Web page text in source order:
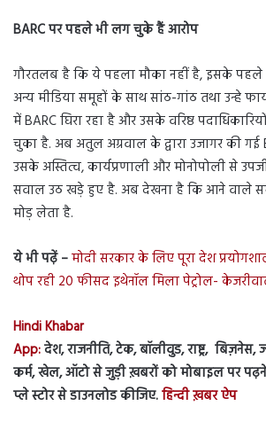
BARCपर पहले भी लग चुके हैं आरोप
गौरतलब है कि ये पहला मौका नहीं है, इसके पहले
अन्य मीडिया समूहों के साथ सांठ-गांठ तथा उन्हे
में BARC घिरा रहा है और उसके वरिष्ठ
चुका है. अब अतुल अग्रवाल के द्वारा उजागर की
उसके अस्तित्व, कार्यप्रणाली और मोनोपोली से
सवाल उठ खड़े हुए है. अब देखना है कि आने वाले
मोड़ लेता है.
ये भी पढ़ें –मोदी सरकार के लिए पूरा देश
थोप रही 20 फीसद इथेनॉल मिला पेट्रोल-
Hindi Khabar
App:देश, राजनीति, टेक, बॉलीवुड, राष्ट्र, बिज़नेस,
कर्म, खेल, ऑटो से जुड़ी ख़बरों को मोबाइल पर
प्ले स्टोर से डाउनलोड कीजिए.हिन्दी ख़बर ऐप